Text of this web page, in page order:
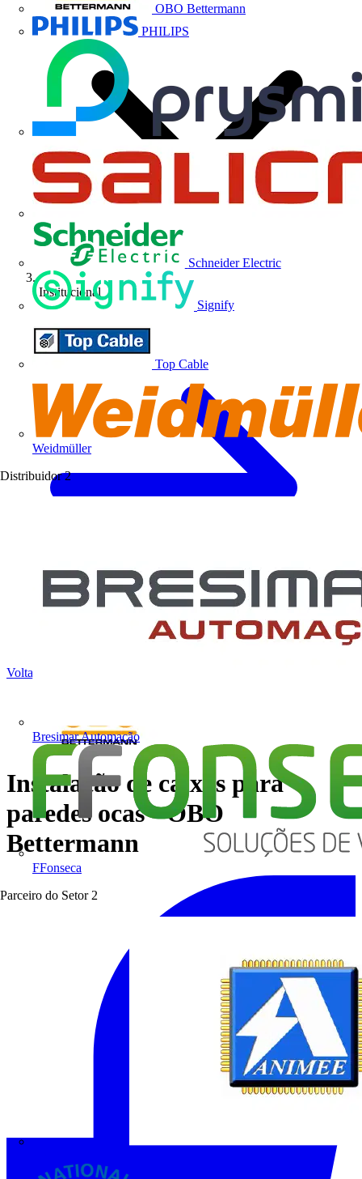
OBO Bettermann
PHILIPS
Schneider Electric
Signify
Top Cable
Weidmüller
Distribuidor 2
Bresimar Automação
FFonseca
Parceiro do Setor 2
Institucional
Voltar para Notícias
Instalação de caixas para
paredes ocas - OBO
Bettermann